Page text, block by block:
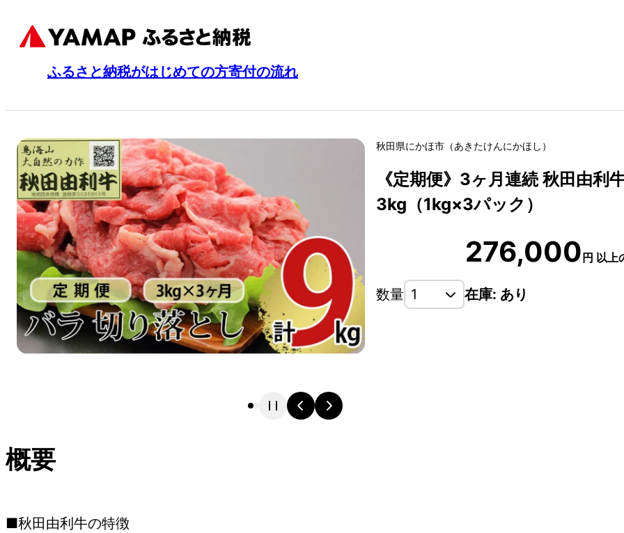
ふるさと納税がはじめての方寄付の流れ
秋田県にかほ市 （あきたけんにかほし ）
《定期便》3ヶ月連続 秋田由利
3kg（1kg×3パック）
276,000円 以上
数量 在庫: あり
概要
■秋田由利牛の特徴